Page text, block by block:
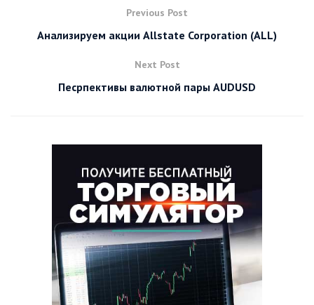
Previous Post
Анализируем акции Allstate Corporation (ALL)
Next Post
Песрпективы валютной пары AUDUSD